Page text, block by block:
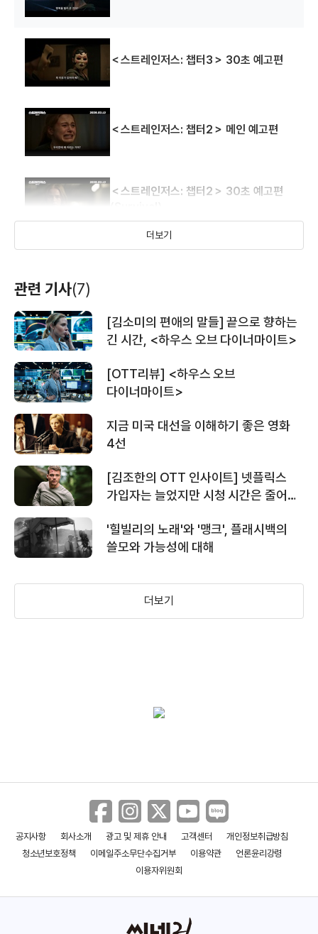
＜스트레인저스: 챕터3＞ 30초 예고편
＜스트레인저스: 챕터2＞ 메인 예고편
＜스트레인저스: 챕터2＞ 30초 예고편
＜하우스 오브 다이너마이트＞ 티저
예고편
＜슈퍼 에이트＞ 메인 예고편
＜슈퍼 에이트＞ 슈퍼볼 스팟 영상
더보기
관련 기사(7)
[김소미의 편애의 말들] 끝으로 향하는
긴 시간, <하우스 오브 다이너마이트>
[OTT리뷰] <하우스 오브
다이너마이트>
지금 미국 대선을 이해하기 좋은 영화
4선
[김조한의 OTT 인사이트] 넷플릭스
가입자는 늘었지만 시청 시간은 줄어든
'힐빌리의 노래'와 '맹크', 플래시백의
쓸모와 가능성에 대해
더보기
공지사항 회사소개 광고 및 제휴 안내 고객센터
개인정보취급방침
청소년보호정책
이메일주소무단수집거부 이용약관
언론윤리강령
이용자위원회